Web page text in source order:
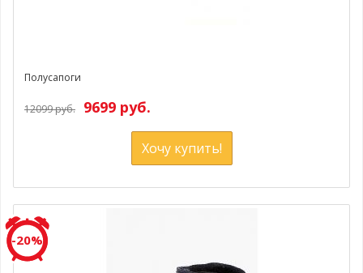
Полусапоги
12099 руб. 9699 руб.
Хочу купить!
-20%